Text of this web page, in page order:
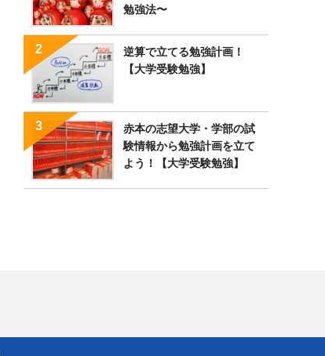
勉強法〜
逆算で立てる勉強計画！
【大学受験勉強】
赤本の志望大学・学部の試
験情報から勉強計画を立て
よう！【大学受験勉強】